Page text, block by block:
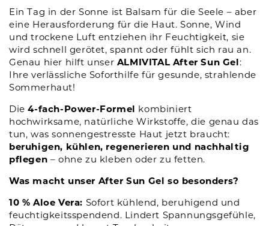
Ein Tag in der Sonne ist Balsam für die Seele – aber
eine Herausforderung für die Haut. Sonne, Wind
und trockene Luft entziehen ihr Feuchtigkeit, sie
wird schnell gerötet, spannt oder fühlt sich rau an.
Genau hier hilft unser ALMIVITAL After Sun Gel :
Ihre verlässliche Soforthilfe für gesunde, strahlende
Sommerhaut!
Die4-fach-Power-Formel kombiniert
hochwirksame, natürliche Wirkstoffe, die genau das
tun, was sonnengestresste Haut jetzt braucht:
beruhigen, kühlen, regenerieren und nachhaltig
pflegen – ohne zu kleben oder zu fetten.
Was macht unser After Sun Gel so besonders?
10 % Aloe Vera: Sofort kühlend, beruhigend und
feuchtigkeitsspendend. Lindert Spannungsgefühle,